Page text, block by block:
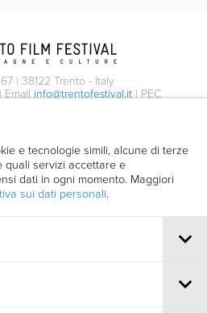
e tecnologie simili, alcune di terze
quali servizi accettare e
dati in ogni momento. Maggiori
sui dati personali.
| 38122 Trento - Italy
| Email info@trentofestival.it | PEC